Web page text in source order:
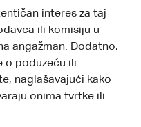
interes za taj
ili komisiju u
angažman. Dodatno,
o poduzeću ili
naglašavajući kako
onima tvrtke ili